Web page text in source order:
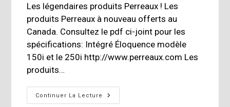
publication :
Les légendaires produits Perreaux ! Les
produits Perreaux à nouveau offerts au
Canada. Consultez le pdf ci-joint pour les
spécifications: Intégré Éloquence modèle
150i et le 250i http://www.perreaux.com Les
produits…
Continuer La Lecture
Communiqué
De